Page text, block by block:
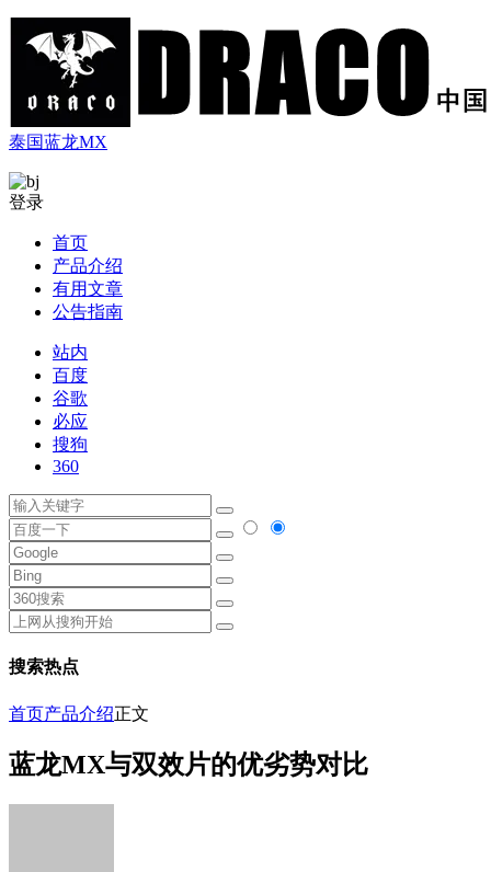
泰国蓝龙MX
登录
首页
产品介绍
有用文章
公告指南
站内
百度
谷歌
必应
搜狗
360
搜索热点
首页产品介绍正文
蓝龙MX与双效片的优劣势对比